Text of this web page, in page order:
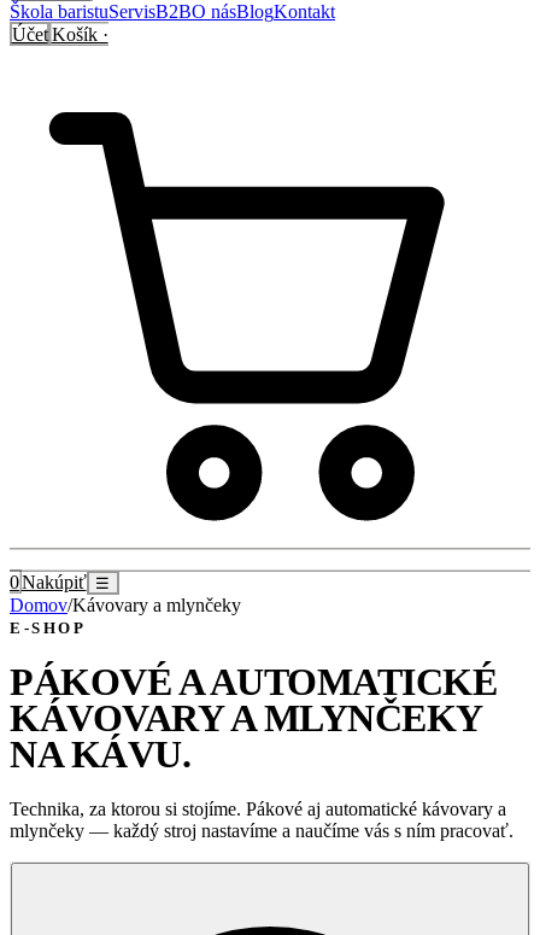
Škola baristuServisB2BO násBlogKontakt
Účet Košík ·
0Nakúpiť ☰
Domov/Kávovary a mlynčeky
E-SHOP
PÁKOVÉ A AUTOMATICKÉ
KÁVOVARY A MLYNČEKY
NA KÁVU.
Technika, za ktorou si stojíme. Pákové aj automatické kávovary a
mlynčeky — každý stroj nastavíme a naučíme vás s ním pracovať.